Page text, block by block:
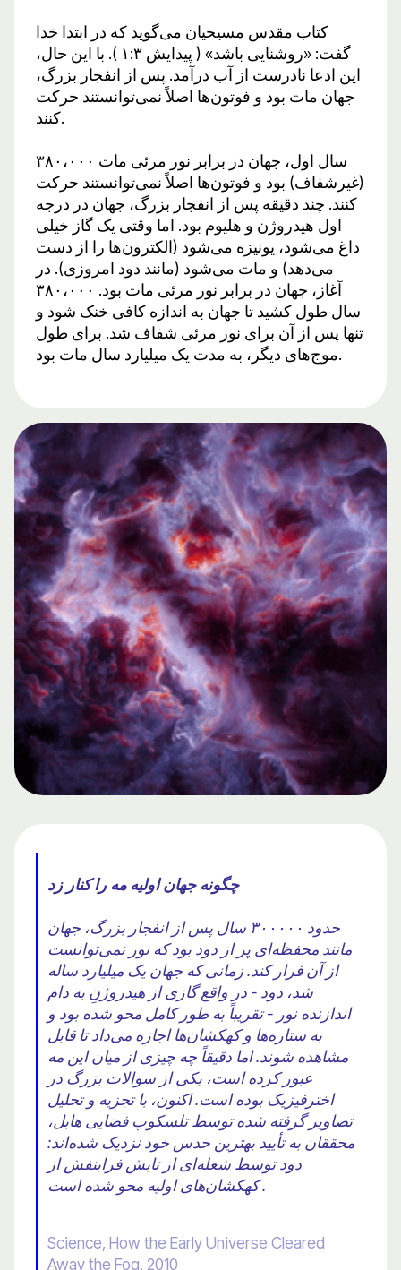
کتاب مقدس مسیحیان می‌گوید که در ابتدا خدا
گفت: «روشنایی باشد» ( پیدایش ۱:۳ ). با این حال،
این ادعا نادرست از آب درآمد. پس از انفجار بزرگ،
جهان مات بود و فوتون‌ها اصلاً نمی‌توانستند حرکت
کنند.
۳۸۰،۰۰۰ سال اول، جهان در برابر نور مرئی مات
(غیرشفاف) بود و فوتون‌ها اصلاً نمی‌توانستند حرکت
کنند. چند دقیقه پس از انفجار بزرگ، جهان در درجه
اول هیدروژن و هلیوم بود. اما وقتی یک گاز خیلی
داغ می‌شود، یونیزه می‌شود (الکترون‌ها را از دست
می‌دهد) و مات می‌شود (مانند دود امروزی). در
آغاز، جهان در برابر نور مرئی مات بود. ۳۸۰،۰۰۰
سال طول کشید تا جهان به اندازه کافی خنک شود و
تنها پس از آن برای نور مرئی شفاف شد. برای طول
موج‌های دیگر، به مدت یک میلیارد سال مات بود.
چگونه جهان اولیه مه را کنار زد
حدود ۳۰۰۰۰۰ سال پس از انفجار بزرگ، جهان
مانند محفظه‌ای پر از دود بود که نور نمی‌توانست
از آن فرار کند. زمانی که جهان یک میلیارد ساله
شد، دود - در واقع گازی از هیدروژنِ به دام
اندازنده نور - تقریباً به طور کامل محو شده بود و
به ستاره‌ها و کهکشان‌ها اجازه می‌داد تا قابل
مشاهده شوند. اما دقیقاً چه چیزی از میان این مه
عبور کرده است، یکی از سوالات بزرگ در
اخترفیزیک بوده است. اکنون، با تجزیه و تحلیل
تصاویر گرفته شده توسط تلسکوپ فضایی هابل،
محققان به تأیید بهترین حدس خود نزدیک شده‌اند:
دود توسط شعله‌ای از تابش فرابنفش از
کهکشان‌های اولیه محو شده است .
Science, How the Early Universe Cleared
Away the Fog, 2010